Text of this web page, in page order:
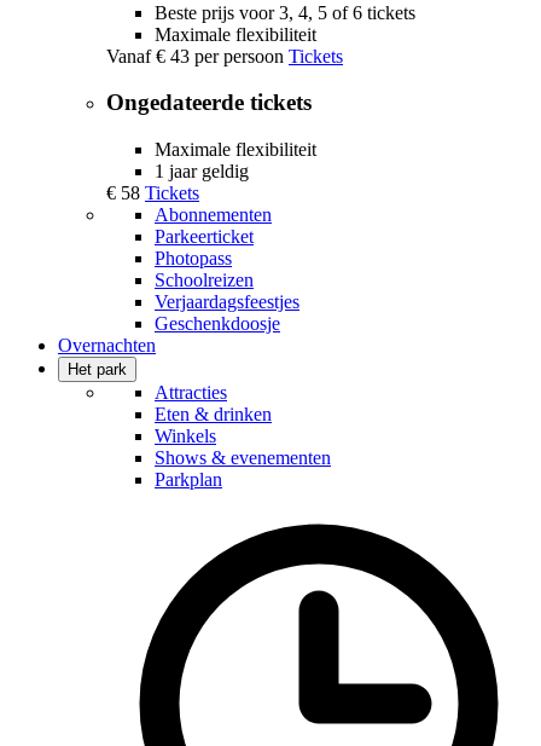
Beste prijs voor 3, 4, 5 of 6 tickets
Maximale flexibiliteit
Vanaf € 43 per persoon Tickets
Ongedateerde tickets
Maximale flexibiliteit
1 jaar geldig
€ 58 Tickets
Abonnementen
Parkeerticket
Photopass
Schoolreizen
Verjaardagsfeestjes
Geschenkdoosje
Overnachten
Het park
Attracties
Eten & drinken
Winkels
Shows & evenementen
Parkplan